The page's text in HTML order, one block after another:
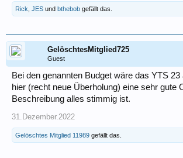
Rick JES und bthebob gefällt das.
GelöschtesMitglied725
Guest
Bei den genannten Budget wäre das YTS
hier (recht neue Überholung) eine sehr gute
Beschreibung alles stimmig ist.
31.Dezember.2022
Gelöschtes Mitglied 11989 gefällt das.